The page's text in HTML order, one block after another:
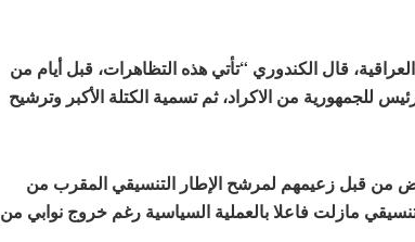
قال الكندوري “تأتي هذه التظاهرات، قبل أيام من
للجمهورية من الاكراد، ثم تسمية الكتلة الأكبر وترشيح
من قبل زعيمهم لمرشح الإطار التنسيقي المقرب من
مازلت فاعلا بالعملية السياسية رغم خروج نوابي من